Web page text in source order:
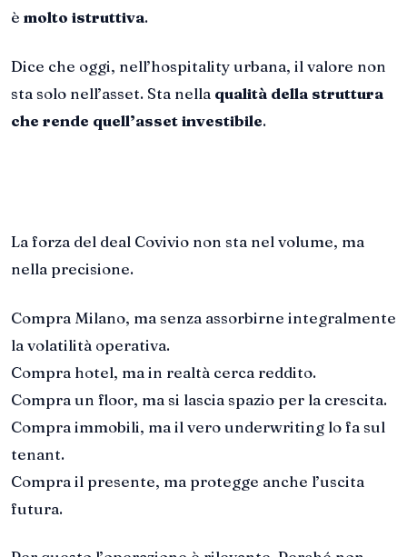
è molto istruttiva.
Dice che oggi, nell’hospitality urbana, il valore non
sta solo nell’asset. Sta nella qualità della struttura
che rende quell’asset investibile.
La forza del deal Covivio non sta nel volume, ma
nella precisione.
Compra Milano, ma senza assorbirne integralmente
la volatilità operativa.
Compra hotel, ma in realtà cerca reddito.
Compra un floor, ma si lascia spazio per la crescita.
Compra immobili, ma il vero underwriting lo fa sul
tenant.
Compra il presente, ma protegge anche l’uscita
futura.